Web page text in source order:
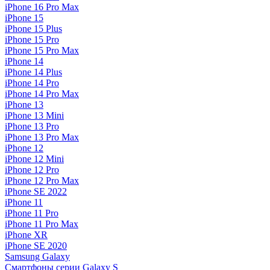
iPhone 16 Pro Max
iPhone 15
iPhone 15 Plus
iPhone 15 Pro
iPhone 15 Pro Max
iPhone 14
iPhone 14 Plus
iPhone 14 Pro
iPhone 14 Pro Max
iPhone 13
iPhone 13 Mini
iPhone 13 Pro
iPhone 13 Pro Max
iPhone 12
iPhone 12 Mini
iPhone 12 Pro
iPhone 12 Pro Max
iPhone SE 2022
iPhone 11
iPhone 11 Pro
iPhone 11 Pro Max
iPhone XR
iPhone SE 2020
Samsung Galaxy
Смартфоны серии Galaxy S